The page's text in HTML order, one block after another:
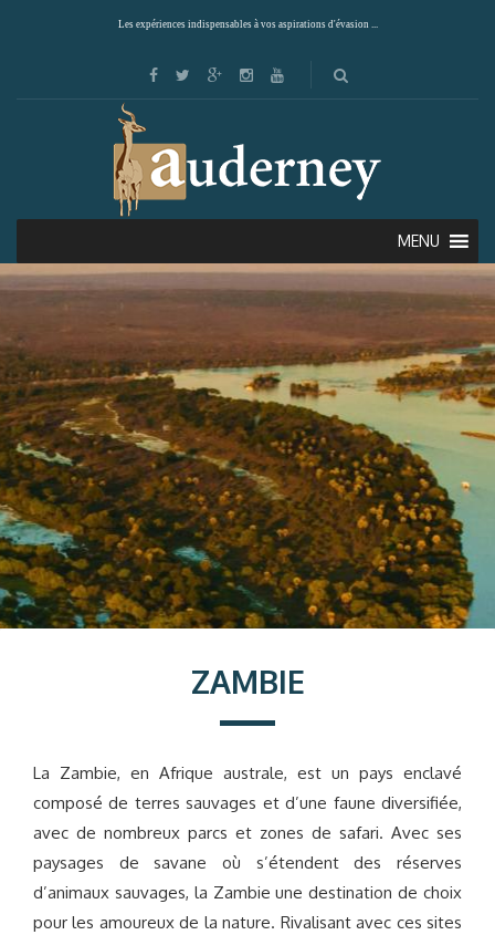
Les expériences indispensables à vos aspirations d'évasion ...
MENU
ZAMBIE
La Zambie, en Afrique australe, est un pays enclavé
composé de terres sauvages et d’une faune diversifiée,
avec de nombreux parcs et zones de safari. Avec ses
paysages de savane où s’étendent des réserves
d’animaux sauvages, la Zambie une destination de choix
pour les amoureux de la nature. Rivalisant avec ces sites